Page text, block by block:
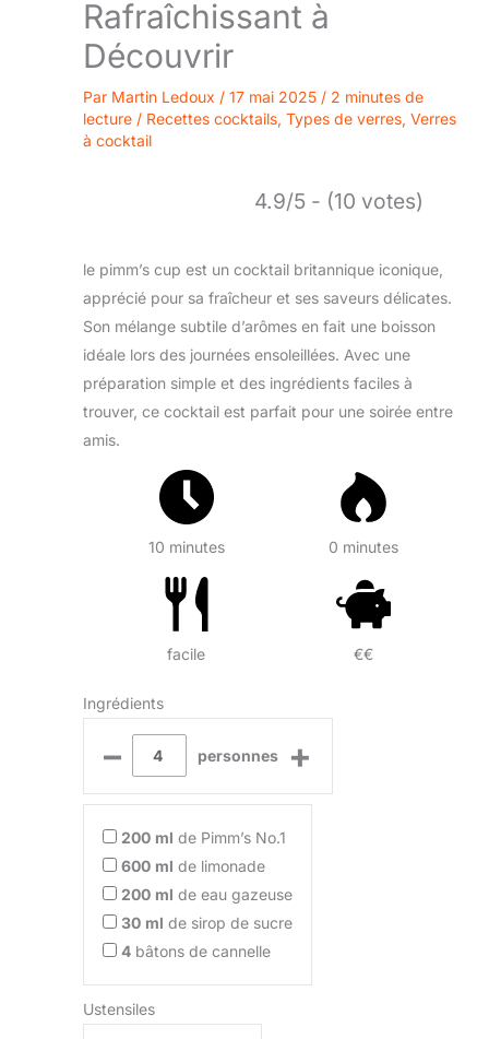
Rafraîchissant à
Découvrir
Par Martin Ledoux / 17 mai 2025 / 2 minutes de
lecture / Recettes cocktails, Types de verres, Verres
à cocktail
4.9/5 - (10 votes)
le pimm’s cup est un cocktail britannique iconique,
apprécié pour sa fraîcheur et ses saveurs délicates.
Son mélange subtile d’arômes en fait une boisson
idéale lors des journées ensoleillées. Avec une
préparation simple et des ingrédients faciles à
trouver, ce cocktail est parfait pour une soirée entre
amis.
10 minutes 0 minutes
facile €€
Ingrédients
– personnes +
200 ml de Pimm’s No.1
600 ml de limonade
200 ml de eau gazeuse
30 ml de sirop de sucre
4 bâtons de cannelle
Ustensiles